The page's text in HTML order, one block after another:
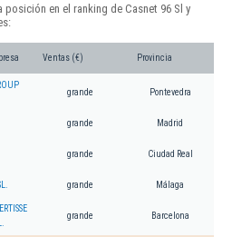
en el ranking de Casnet 96 Sl y
Ventas (€) Provincia
grande Pontevedra
grande Madrid
grande Ciudad Real
grande Málaga
grande Barcelona